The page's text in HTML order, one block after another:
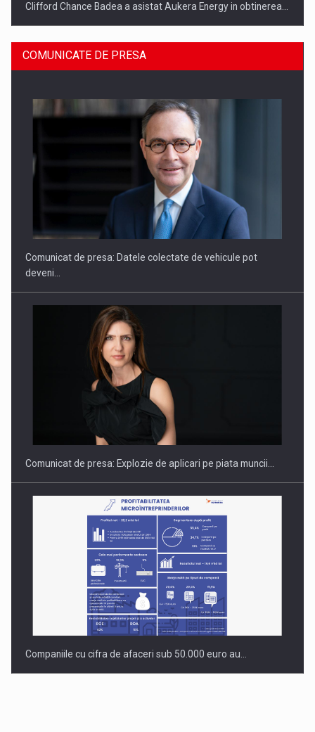
Clifford Chance Badea a asistat Aukera Energy in obtinerea…
SAPTE PERSONALITATI DIN MEDIUL DE AFACERI, ACADEMIC
Hard Enduro Piatra Craiului 2026, fueled by benzinariile RO…
COMUNICATE DE PRESA
Comunicat de presa: Datele colectate de vehicule pot
deveni…
Comunicat de presa: Explozie de aplicari pe piata muncii…
Companiile cu cifra de afaceri sub 50.000 euro au…